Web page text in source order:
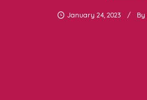
January 24, 2023 By